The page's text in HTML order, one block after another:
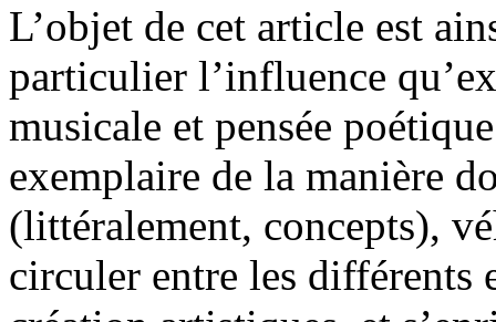
L’objet de cet article est
particulier l’influence
musicale et pensée
exemplaire de la manière
(littéralement, concepts),
circuler entre les différents